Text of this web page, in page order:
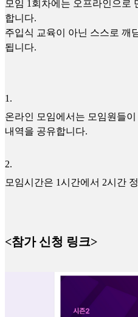
모임 1회차에는 오프라인으로
합니다.
주입식 교육이 아닌 스스로 깨
됩니다.
1 .
온라인 모임에서는 모임원들
내역을 공유합니다.
2.
모임시간은 1시간에서 2시간
<참가 신청 링크>